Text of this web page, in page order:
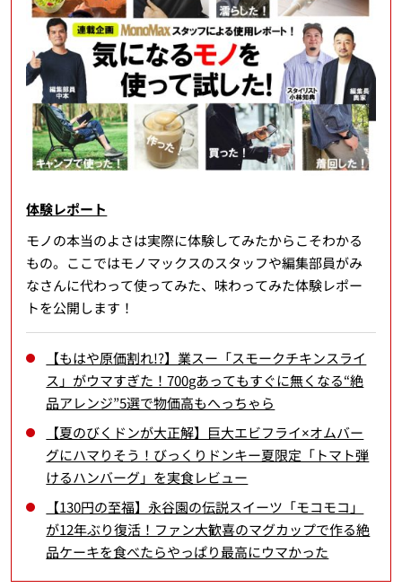
体験レポート
モノの本当のよさは実際に体験してみたからこそわかる
もの。ここではモノマックスのスタッフや編集部員がみ
なさんに代わって使ってみた、味わってみた体験レポー
トを公開します！
【もはや原価割れ!?】業スー「スモークチキンスライ
ス」がウマすぎた！700gあってもすぐに無くなる“絶
品アレンジ”5選で物価高もへっちゃら
【夏のびくドンが大正解】巨大エビフライ×オムバー
グにハマりそう！びっくりドンキー夏限定「トマト弾
けるハンバーグ」を実食レビュー
【130円の至福】永谷園の伝説スイーツ「モコモコ」
が12年ぶり復活！ファン大歓喜のマグカップで作る絶
品ケーキを食べたらやっぱり最高にウマかった